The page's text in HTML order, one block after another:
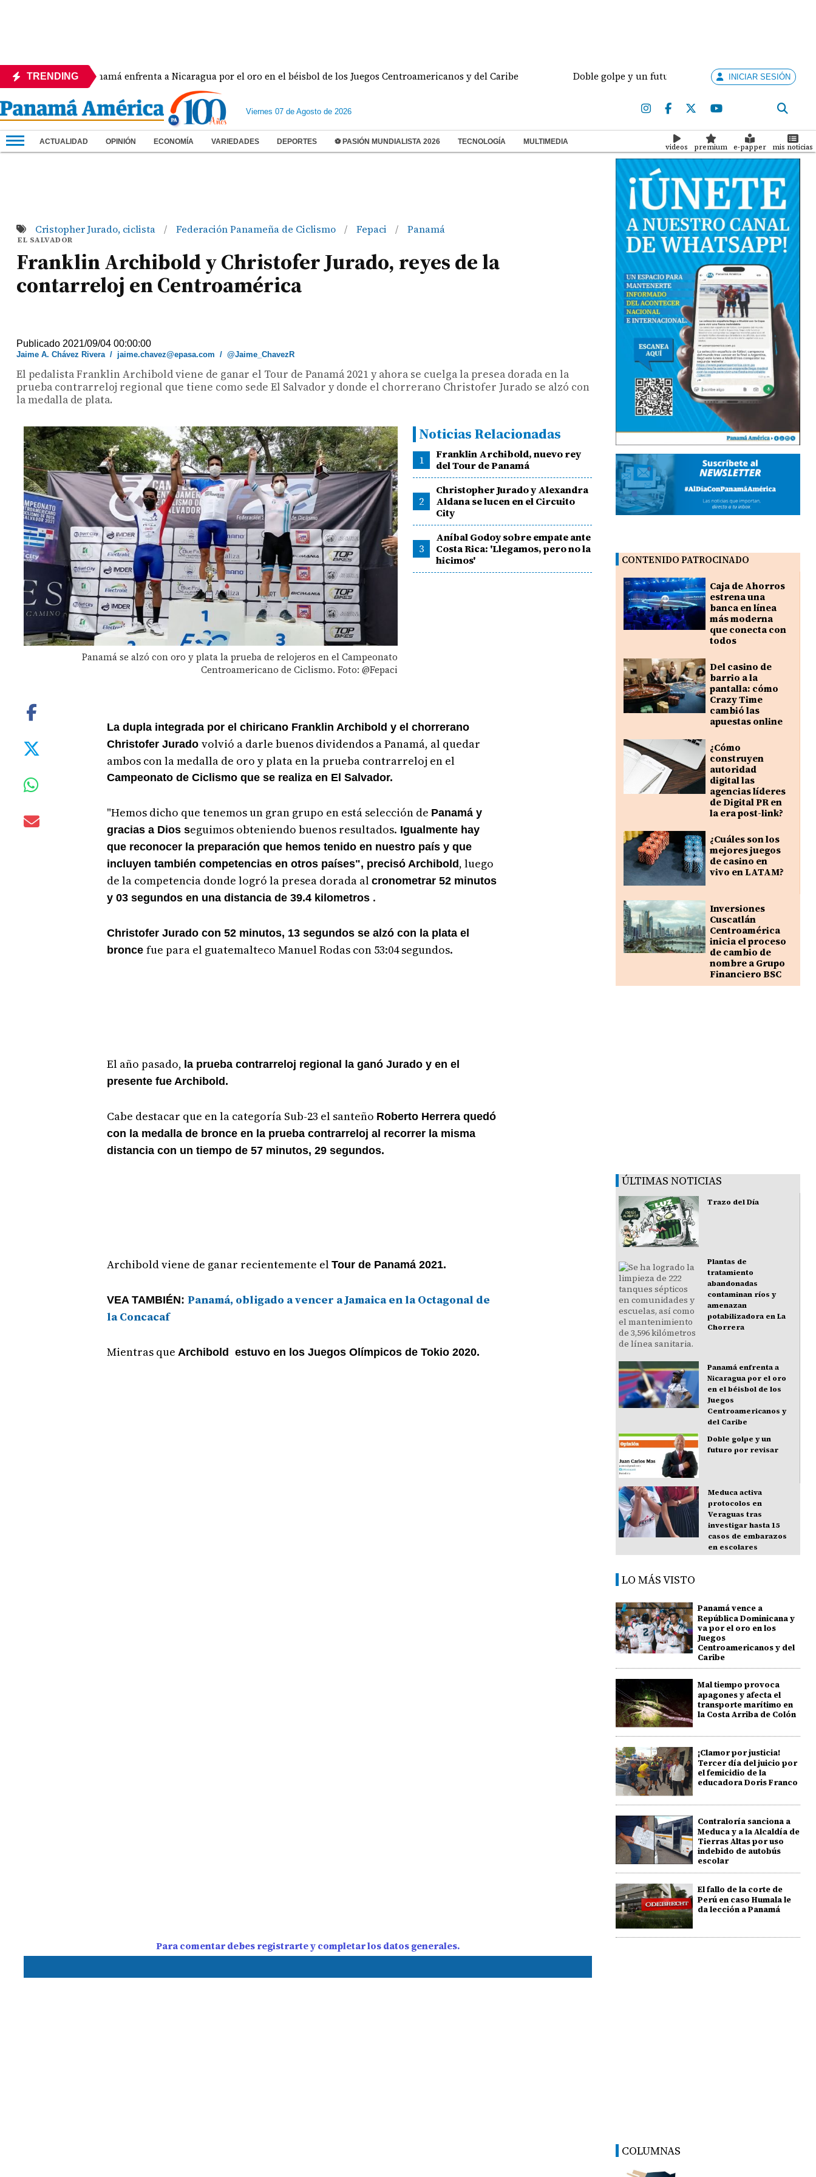
TRENDINGPanamá enfrenta a Nicaragua por el oro en el béisbol de los Juegos Centroamericanos y del Caribe Doble golpe y un futuro por revisar Meduca
INICIAR SESIÓN
Viernes 07 de Agosto de 2026
ACTUALIDAD OPINIÓN ECONOMÍA VARIEDADES DEPORTES ⚽ PASIÓN MUNDIALISTA 2026 TECNOLOGÍA MULTIMEDIA
videos premium e-papper mis noticias
Cristopher Jurado, ciclista / Federación Panameña de Ciclismo / Fepaci / Panamá
EL SALVADOR
Franklin Archibold y Christofer Jurado, reyes de la
contarreloj en Centroamérica
Publicado 2021/09/04 00:00:00
Jaime A. Chávez Rivera/ jaime.chavez@epasa.com /@Jaime_ChavezR
El pedalista Franklin Archibold viene de ganar el Tour de Panamá 2021 y ahora se cuelga la presea dorada en la
prueba contrarreloj regional que tiene como sede El Salvador y donde el chorrerano Christofer Jurado se alzó con
la medalla de plata.
Panamá se alzó con oro y plata la prueba de relojeros en el Campeonato
Centroamericano de Ciclismo. Foto: @Fepaci
Noticias Relacionadas
1
Franklin Archibold, nuevo rey
del Tour de Panamá
2
Christopher Jurado y Alexandra
Aldana se lucen en el Circuito
City
3
Aníbal Godoy sobre empate ante
Costa Rica: 'Llegamos, pero no la
hicimos'
La dupla integrada por el chiricano Franklin Archibold y el chorrerano
Christofer Jurado volvió a darle buenos dividendos a Panamá, al quedar
ambos con la medalla de oro y plata en la prueba contrarreloj en el
Campeonato de Ciclismo que se realiza en El Salvador.
"Hemos dicho que tenemos un gran grupo en está selección de Panamá y
gracias a Dios seguimos obteniendo buenos resultados. Igualmente hay
que reconocer la preparación que hemos tenido en nuestro país y que
incluyen también competencias en otros países", precisó Archibold , luego
de la competencia donde logró la presea dorada al cronometrar 52 minutos
y 03 segundos en una distancia de 39.4 kilometros .
Christofer Jurado con 52 minutos, 13 segundos se alzó con la plata el
bronce fue para el guatemalteco Manuel Rodas con 53:04 segundos.
El año pasado, la prueba contrarreloj regional la ganó Jurado y en el
presente fue Archibold.
Cabe destacar que en la categoría Sub-23 el santeño Roberto Herrera quedó
con la medalla de bronce en la prueba contrarreloj al recorrer la misma
distancia con un tiempo de 57 minutos, 29 segundos.
Archibold viene de ganar recientemente el Tour de Panamá 2021.
VEA TAMBIÉN: Panamá, obligado a vencer a Jamaica en la Octagonal de
la Concacaf
Mientras que Archibold estuvo en los Juegos Olímpicos de Tokio 2020.
Para comentar debes registrarte y completar los datos generales.
CONTENIDO PATROCINADO
Caja de Ahorros
estrena una
banca en línea
más moderna
que conecta con
todos
Del casino de
barrio a la
pantalla: cómo
Crazy Time
cambió las
apuestas online
¿Cómo
construyen
autoridad
digital las
agencias líderes
de Digital PR en
la era post-link?
¿Cuáles son los
mejores juegos
de casino en
vivo en LATAM?
Inversiones
Cuscatlán
Centroamérica
inicia el proceso
de cambio de
nombre a Grupo
Financiero BSC
ÚLTIMAS NOTICIAS
Trazo del Día
Plantas de
tratamiento
abandonadas
contaminan ríos y
amenazan
potabilizadora en La
Chorrera
Panamá enfrenta a
Nicaragua por el oro
en el béisbol de los
Juegos
Centroamericanos y
del Caribe
Doble golpe y un
futuro por revisar
Meduca activa
protocolos en
Veraguas tras
investigar hasta 15
casos de embarazos
en escolares
LO MÁS VISTO
Panamá vence a
República Dominicana y
va por el oro en los
Juegos
Centroamericanos y del
Caribe
Mal tiempo provoca
apagones y afecta el
transporte marítimo en
la Costa Arriba de Colón
¡Clamor por justicia!
Tercer día del juicio por
el femicidio de la
educadora Doris Franco
Contraloría sanciona a
Meduca y a la Alcaldía de
Tierras Altas por uso
indebido de autobús
escolar
El fallo de la corte de
Perú en caso Humala le
da lección a Panamá
COLUMNAS